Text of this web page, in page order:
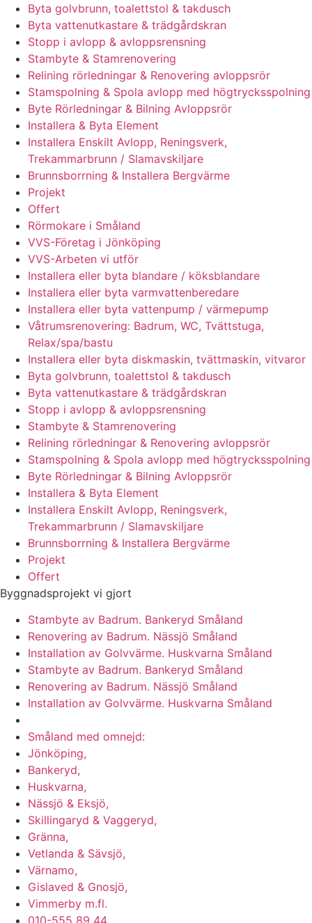
Byta golvbrunn, toalettstol & takdusch
Byta vattenutkastare & trädgårdskran
Stopp i avlopp & avloppsrensning
Stambyte & Stamrenovering
Relining rörledningar & Renovering avloppsrör
Stamspolning & Spola avlopp med högtrycksspolning
Byte Rörledningar & Bilning Avloppsrör
Installera & Byta Element
Installera Enskilt Avlopp, Reningsverk,
Trekammarbrunn / Slamavskiljare
Brunnsborrning & Installera Bergvärme
Projekt
Offert
Rörmokare i Småland
VVS-Företag i Jönköping
VVS-Arbeten vi utför
Installera eller byta blandare / köksblandare
Installera eller byta varmvattenberedare
Installera eller byta vattenpump / värmepump
Våtrumsrenovering: Badrum, WC, Tvättstuga,
Relax/spa/bastu
Installera eller byta diskmaskin, tvättmaskin, vitvaror
Byta golvbrunn, toalettstol & takdusch
Byta vattenutkastare & trädgårdskran
Stopp i avlopp & avloppsrensning
Stambyte & Stamrenovering
Relining rörledningar & Renovering avloppsrör
Stamspolning & Spola avlopp med högtrycksspolning
Byte Rörledningar & Bilning Avloppsrör
Installera & Byta Element
Installera Enskilt Avlopp, Reningsverk,
Trekammarbrunn / Slamavskiljare
Brunnsborrning & Installera Bergvärme
Projekt
Offert
Byggnadsprojekt vi gjort
Stambyte av Badrum. Bankeryd Småland
Renovering av Badrum. Nässjö Småland
Installation av Golvvärme. Huskvarna Småland
Stambyte av Badrum. Bankeryd Småland
Renovering av Badrum. Nässjö Småland
Installation av Golvvärme. Huskvarna Småland
Småland med omnejd:
Jönköping,
Bankeryd,
Huskvarna,
Nässjö & Eksjö,
Skillingaryd & Vaggeryd,
Gränna,
Vetlanda & Sävsjö,
Värnamo,
Gislaved & Gnosjö,
Vimmerby m.fl.